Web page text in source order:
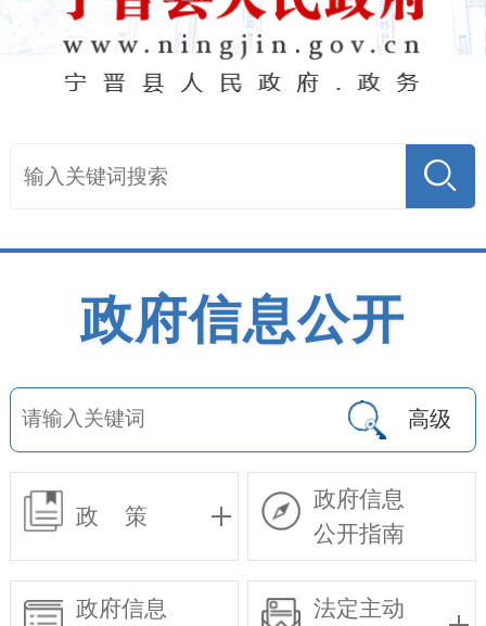
政府信息公开
高级
政 策
政府信息
公开指南
政府信息
法定主动